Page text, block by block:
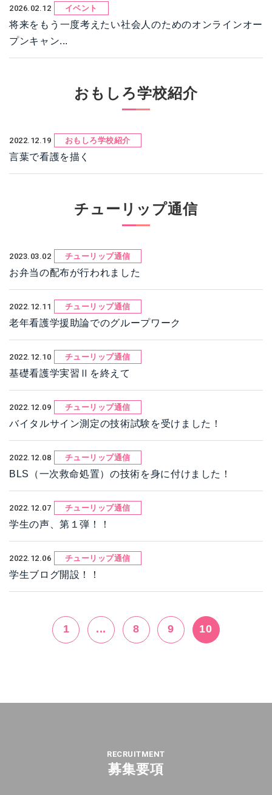
2026.02.12 イベント
将来をもう一度考えたい社会人のためのオンラインオー
プンキャン...
おもしろ学校紹介
2022.12.19 おもしろ学校紹介
言葉で看護を描く
チューリップ通信
2023.03.02 チューリップ通信
お弁当の配布が行われました
2022.12.11 チューリップ通信
老年看護学援助論でのグループワーク
2022.12.10 チューリップ通信
基礎看護学実習Ⅱを終えて
2022.12.09 チューリップ通信
バイタルサイン測定の技術試験を受けました！
2022.12.08 チューリップ通信
BLS（一次救命処置）の技術を身に付けました！
2022.12.07 チューリップ通信
学生の声、第１弾！！
2022.12.06 チューリップ通信
学生ブログ開設！！
1 ... 8 9 10
RECRUITMENT
募集要項